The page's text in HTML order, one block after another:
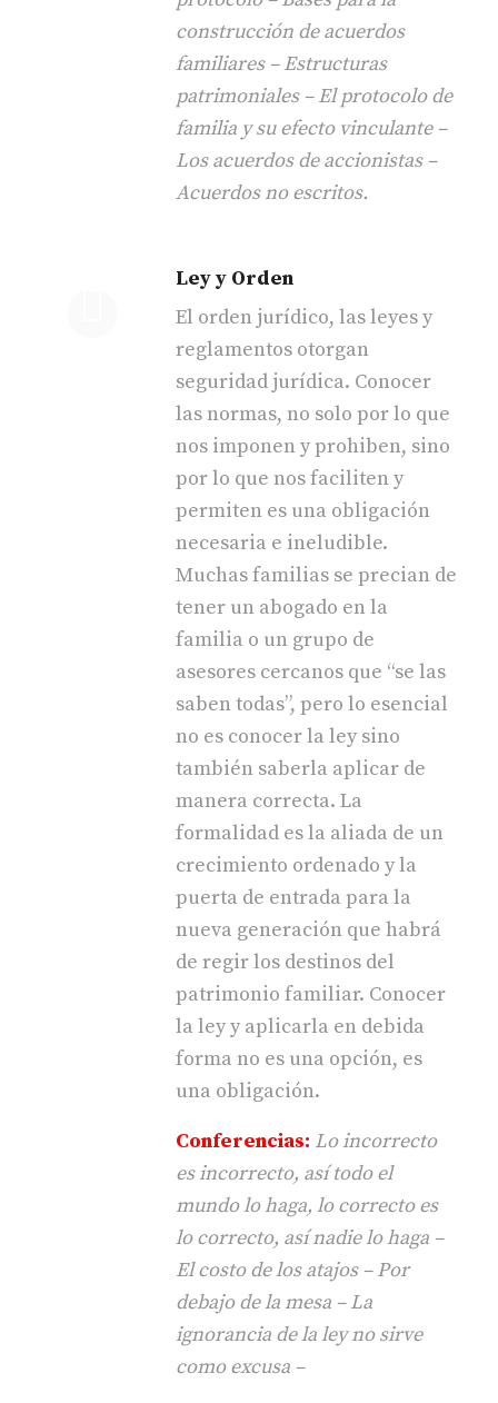
construcción de acuerdos
familiares – Estructuras
patrimoniales – El protocolo de
familia y su efecto vinculante –
Los acuerdos de accionistas –
Acuerdos no escritos.
Ley y Orden
El orden jurídico, las leyes y
reglamentos otorgan
seguridad jurídica. Conocer
las normas, no solo por lo que
nos imponen y prohiben, sino
por lo que nos faciliten y
permiten es una obligación
necesaria e ineludible.
Muchas familias se precian de
tener un abogado en la
familia o un grupo de
asesores cercanos que “se las
saben todas”, pero lo esencial
no es conocer la ley sino
también saberla aplicar de
manera correcta. La
formalidad es la aliada de un
crecimiento ordenado y la
puerta de entrada para la
nueva generación que habrá
de regir los destinos del
patrimonio familiar. Conocer
la ley y aplicarla en debida
forma no es una opción, es
una obligación.
Conferencias: Lo incorrecto
es incorrecto, así todo el
mundo lo haga, lo correcto es
lo correcto, así nadie lo haga –
El costo de los atajos – Por
debajo de la mesa – La
ignorancia de la ley no sirve
como excusa –